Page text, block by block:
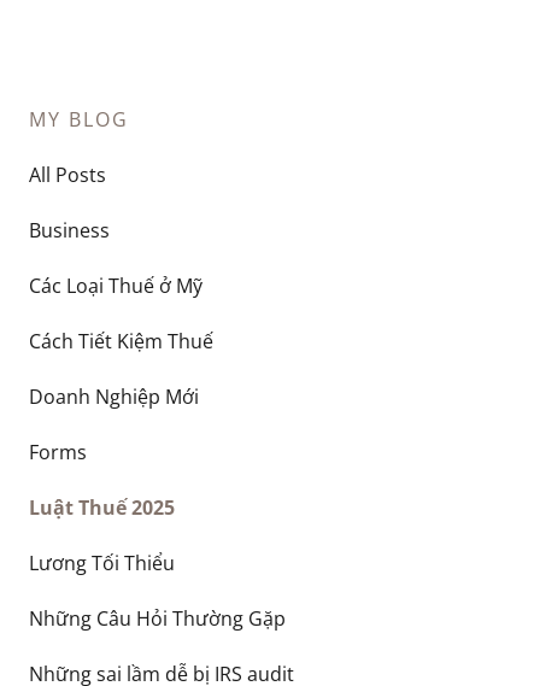
MY BLOG
All Posts
Business
Các Loại Thuế ở Mỹ
Cách Tiết Kiệm Thuế
Doanh Nghiệp Mới
Forms
Luật Thuế 2025
Lương Tối Thiểu
Những Câu Hỏi Thường Gặp
Những sai lầm dễ bị IRS audit